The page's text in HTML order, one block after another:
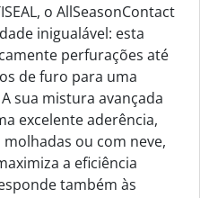
o AllSeasonContact
inigualável: esta
perfurações até
de furo para uma
sua mistura avançada
excelente aderência,
ou com neve,
a eficiência
também às